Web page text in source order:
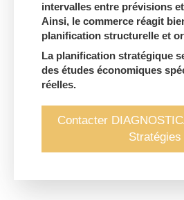
intervalles entre prévisions
Ainsi, le commerce réagit
planification structurelle et
La planification stratégique
des études économiques
réelles.
Contacter
Stratégies